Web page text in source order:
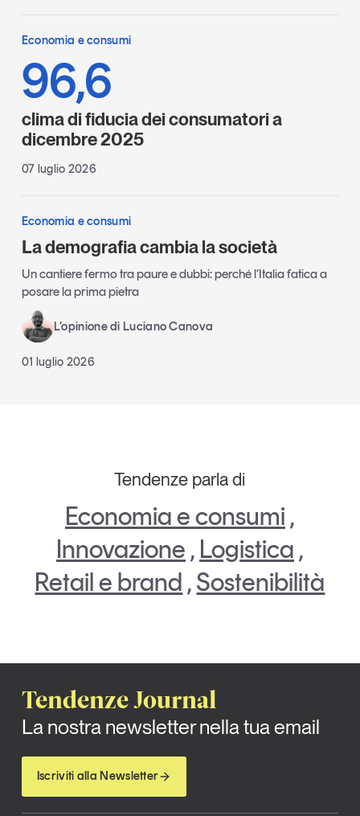
Economia e consumi
96,6
clima di fiducia dei consumatori a
dicembre 2025
07 luglio 2026
Economia e consumi
La demografia cambia la società
Un cantiere fermo tra paure e dubbi: perché l’Italia fatica a
posare la prima pietra
L’opinione di Luciano Canova
01 luglio 2026
Tendenze parla di
Economia e consumi ,
Innovazione , Logistica ,
Retail e brand ,Sostenibilità
Tendenze Journal
La nostra newsletter nella tua email
Iscriviti alla Newsletter